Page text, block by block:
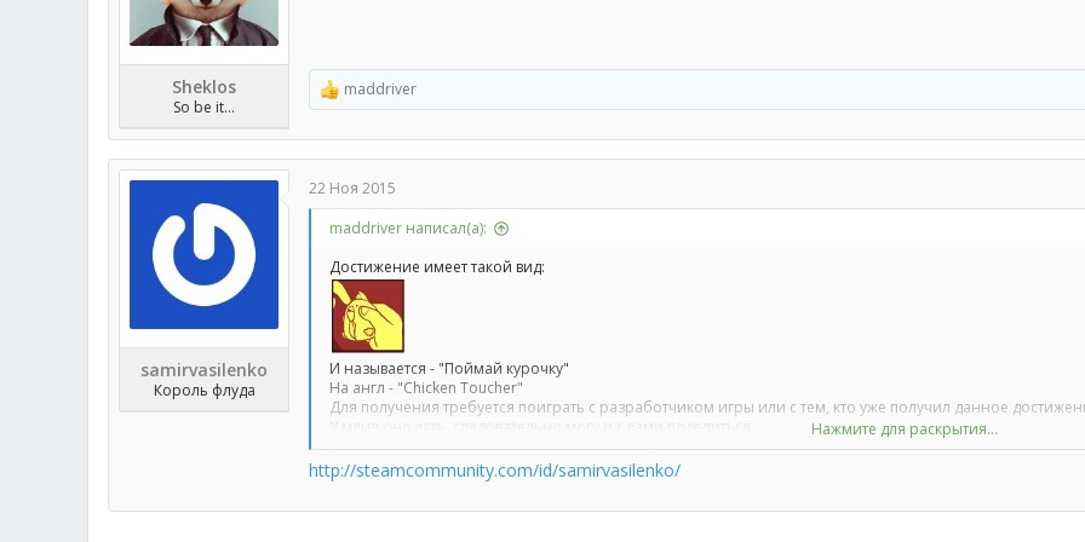
Sheklos
So be it...
Р
е
а
к
и
и
maddriver
samirvasilenko
Король флуда
22 Ноя 2015
maddriver написал(а):
Достижение имеет такой вид:
И называется - "Поймай курочку"
На англ - "Chicken Toucher"
Для получения требуется поиграть с разработчиком игры или с тем, кто уже получил данное
У меня оно есть, следовательно могу и с вами поделиться.
Пишите ваши профили, буду добавлять
Нажмите для раскрытия...
http://steamcommunity.com/id/samirvasilenko/